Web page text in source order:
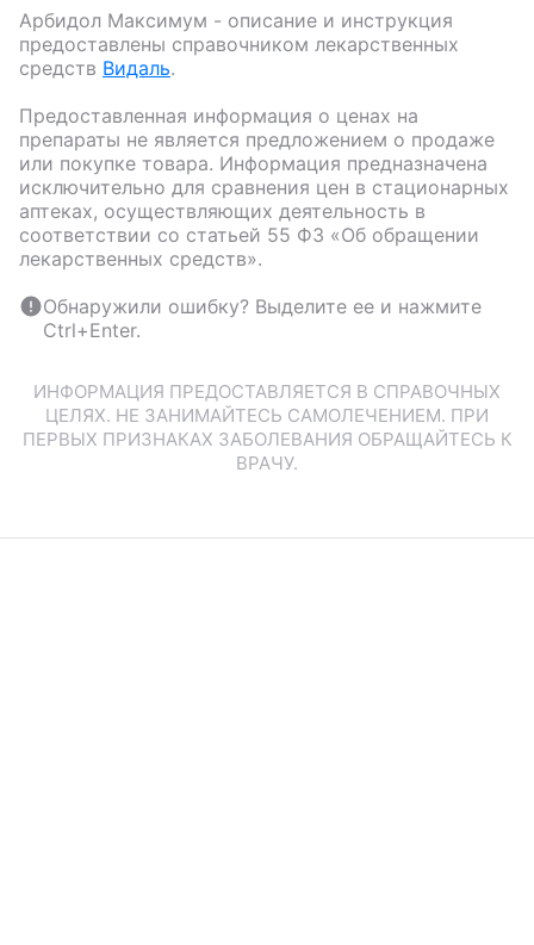
Арбидол Максимум - описание и инструкция
предоставлены справочником лекарственных
средств Видаль.
Предоставленная информация о ценах на
препараты не является предложением о продаже
или покупке товара. Информация предназначена
исключительно для сравнения цен в стационарных
аптеках, осуществляющих деятельность в
соответствии со статьей 55 ФЗ «Об обращении
лекарственных средств».
Обнаружили ошибку? Выделите ее и нажмите
Ctrl+Enter.
ИНФОРМАЦИЯ ПРЕДОСТАВЛЯЕТСЯ В СПРАВОЧНЫХ
ЦЕЛЯХ. НЕ ЗАНИМАЙТЕСЬ САМОЛЕЧЕНИЕМ. ПРИ
ПЕРВЫХ ПРИЗНАКАХ ЗАБОЛЕВАНИЯ ОБРАЩАЙТЕСЬ К
ВРАЧУ.